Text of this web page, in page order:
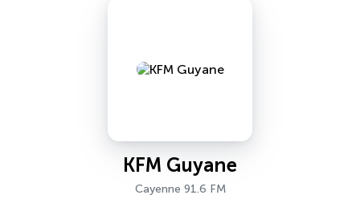
KFM Guyane
Cayenne 91.6 FM